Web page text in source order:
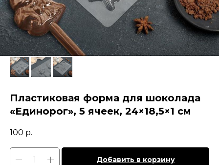
Пластиковая форма для шоколада
«Единорог», 5 ячеек, 24×18,5×1 см
100 р.
Добавить в корзину